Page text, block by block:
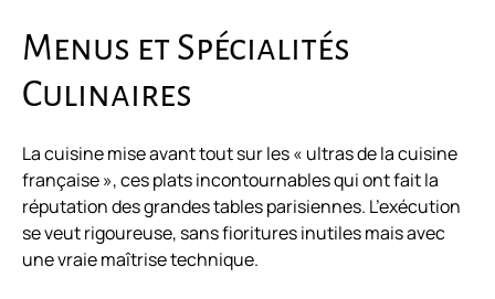
Menus et Spécialités
Culinaires
La cuisine mise avant tout sur les « ultras de la cuisine
française », ces plats incontournables qui ont fait la
réputation des grandes tables parisiennes. L’exécution
se veut rigoureuse, sans fioritures inutiles mais avec
une vraie maîtrise technique.